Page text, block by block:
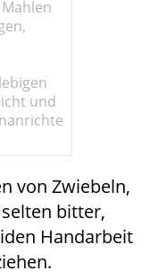
und
von Zwiebeln,
bitter,
Handarbeit